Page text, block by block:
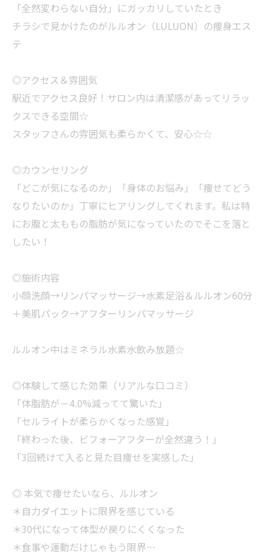
「全然変わらない自分」にガッカリしていたとき
チラシで見かけたのがルルオン（LULUON）の痩身エス
テ
◎アクセス＆雰囲気
駅近でアクセス良好！サロン内は清潔感があってリラッ
クスできる空間☆
スタッフさんの雰囲気も柔らかくて、安心☆☆
◎カウンセリング
「どこが気になるのか」「身体のお悩み」「痩せてどう
なりたいのか」丁寧にヒアリングしてくれます。私は特
にお腹と太ももの脂肪が気になっていたのでそこを落と
したい！
◎施術内容
小顔洗顔→リンパマッサージ→水素足浴＆ルルオン60分
＋美肌パック→アフターリンパマッサージ
ルルオン中はミネラル水素水飲み放題☆
◎体験して感じた効果（リアルな口コミ）
「体脂肪が－4.0%減ってて驚いた」
「セルライトが柔らかくなった感覚」
「終わった後、ビフォーアフターが全然違う！」
「3回続けて入ると見た目痩せを実感した」
◎ 本気で痩せたいなら、ルルオン
＊自力ダイエットに限界を感じている
＊30代になって体型が戻りにくくなった
＊食事や運動だけじゃもう限界…